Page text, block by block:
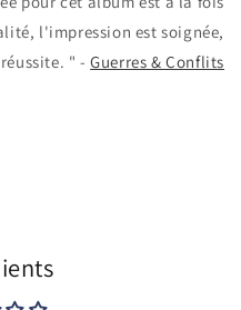
l'impression est soignée,
" -Guerres & Conflits